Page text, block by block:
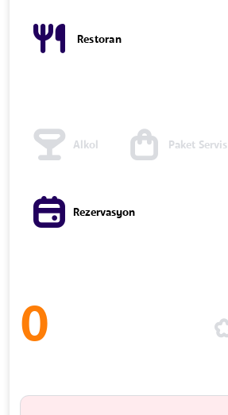
Restoran
Alkol Paket Servis
Rezervasyon
0